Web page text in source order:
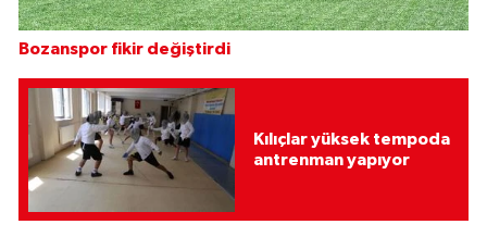
Bozanspor fikir değiştirdi
Kılıçlar yüksek tempoda
antrenman yapıyor